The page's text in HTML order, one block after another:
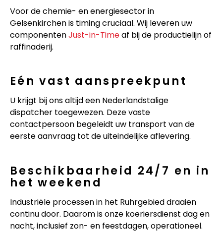
Voor de chemie- en energiesector in
Gelsenkirchen is timing cruciaal. Wij leveren uw
componentenJust-in-Timeaf bij de productielijn of
raffinaderij.
Eén vast aanspreekpunt
U krijgt bij ons altijd een Nederlandstalige
dispatcher toegewezen. Deze vaste
contactpersoon begeleidt uw transport van de
eerste aanvraag tot de uiteindelijke aflevering.
Beschikbaarheid 24/7 en in
het weekend
Industriële processen in het Ruhrgebied draaien
continu door. Daarom is onze koeriersdienst dag en
nacht, inclusief zon- en feestdagen, operationeel.